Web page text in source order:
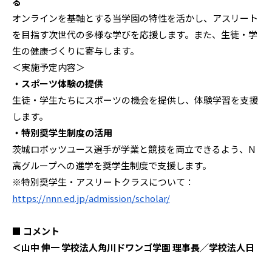
オンラインを基軸とする当学園の特性を活かし、アスリート
を目指す次世代の多様な学びを応援します。また、生徒・学
生の健康づくりに寄与します。
＜実施予定内容＞
・スポーツ体験の提供
生徒・学生たちにスポーツの機会を提供し、体験学習を支援
します。
・特別奨学生制度の活用
茨城ロボッツユース選手が学業と競技を両立できるよう、N
高グループへの進学を奨学生制度で支援します。
※特別奨学生・アスリートクラスについて：
https://nnn.ed.jp/admission/scholar/
■ コメント
＜山中 伸一 学校法人角川ドワンゴ学園 理事長／学校法人日